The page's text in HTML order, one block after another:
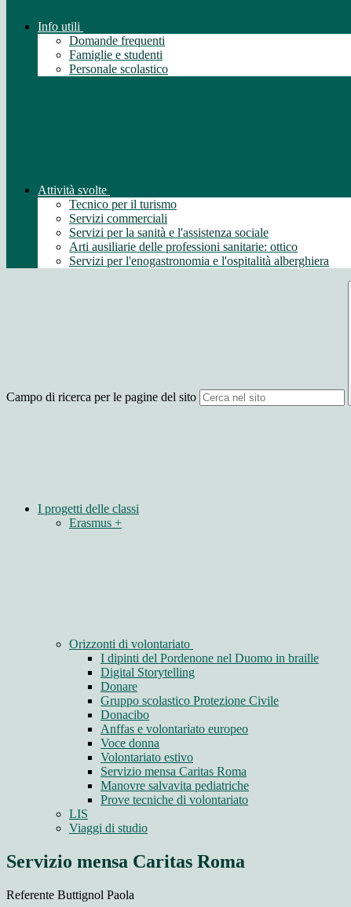
Info utili
Domande frequenti
Famiglie e studenti
Personale scolastico
Attività svolte
Tecnico per il turismo
Servizi commerciali
Servizi per la sanità e l'assistenza sociale
Arti ausiliarie delle professioni sanitarie: ottico
Servizi per l'enogastronomia e l'ospitalità alberghiera
Campo di ricerca per le pagine del sito
I progetti delle classi
Erasmus +
Orizzonti di volontariato
I dipinti del Pordenone nel Duomo in braille
Digital Storytelling
Donare
Gruppo scolastico Protezione Civile
Donacibo
Anffas e volontariato europeo
Voce donna
Volontariato estivo
Servizio mensa Caritas Roma
Manovre salvavita pediatriche
Prove tecniche di volontariato
LIS
Viaggi di studio
Servizio mensa Caritas Roma
Referente Buttignol Paola